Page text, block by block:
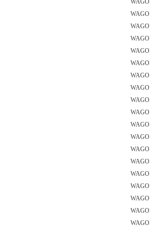
WAGO
WAGO
WAGO
WAGO
WAGO
WAGO
WAGO
WAGO
WAGO
WAGO
WAGO
WAGO
WAGO
WAGO
WAGO
WAGO
WAGO
WAGO
WAGO